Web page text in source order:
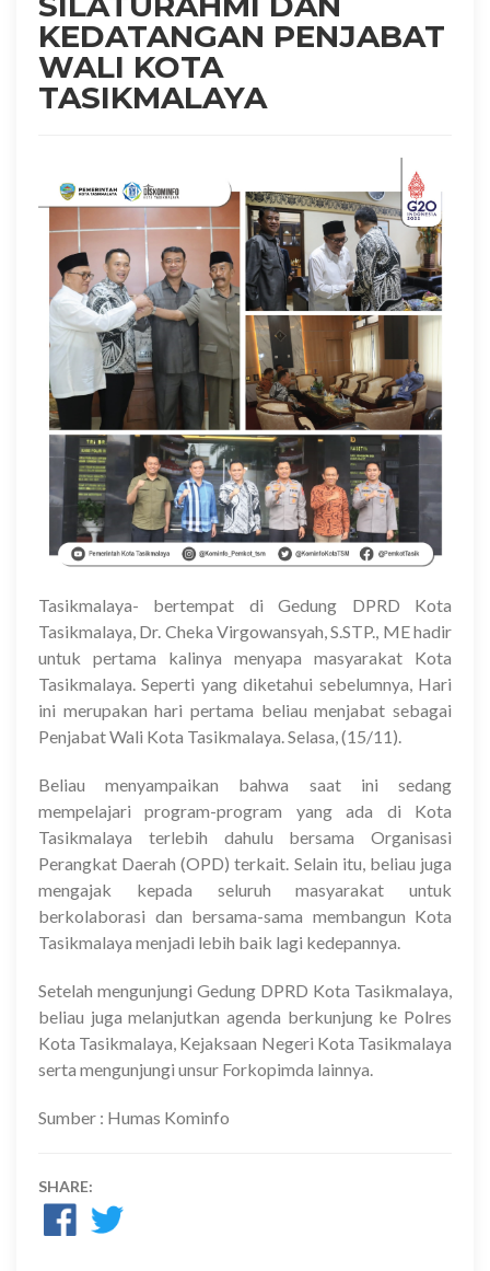
KEDATANGAN PENJABAT
WALI KOTA
TASIKMALAYA
Tasikmalaya- bertempat di Gedung DPRD Kota
Tasikmalaya, Dr. Cheka Virgowansyah, S.STP., ME hadir
untuk pertama kalinya menyapa masyarakat Kota
Tasikmalaya. Seperti yang diketahui sebelumnya, Hari
ini merupakan hari pertama beliau menjabat sebagai
Penjabat Wali Kota Tasikmalaya. Selasa, (15/11).
Beliau menyampaikan bahwa saat ini sedang
mempelajari program-program yang ada di Kota
Tasikmalaya terlebih dahulu bersama Organisasi
Perangkat Daerah (OPD) terkait. Selain itu, beliau juga
mengajak kepada seluruh masyarakat untuk
berkolaborasi dan bersama-sama membangun Kota
Tasikmalaya menjadi lebih baik lagi kedepannya.
Setelah mengunjungi Gedung DPRD Kota Tasikmalaya,
beliau juga melanjutkan agenda berkunjung ke Polres
Kota Tasikmalaya, Kejaksaan Negeri Kota Tasikmalaya
serta mengunjungi unsur Forkopimda lainnya.
Sumber : Humas Kominfo
SHARE: